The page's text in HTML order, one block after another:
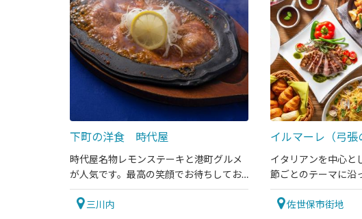
下町の洋食 時代屋
時代屋名物レモンステーキと港町グルメ
が人気です。最高の笑顔でお待ちしてお
ります。
三川内
イルマーレ（弓張
イタリアンを中心と
節ごとのテーマに沿
ます。
佐世保市街地